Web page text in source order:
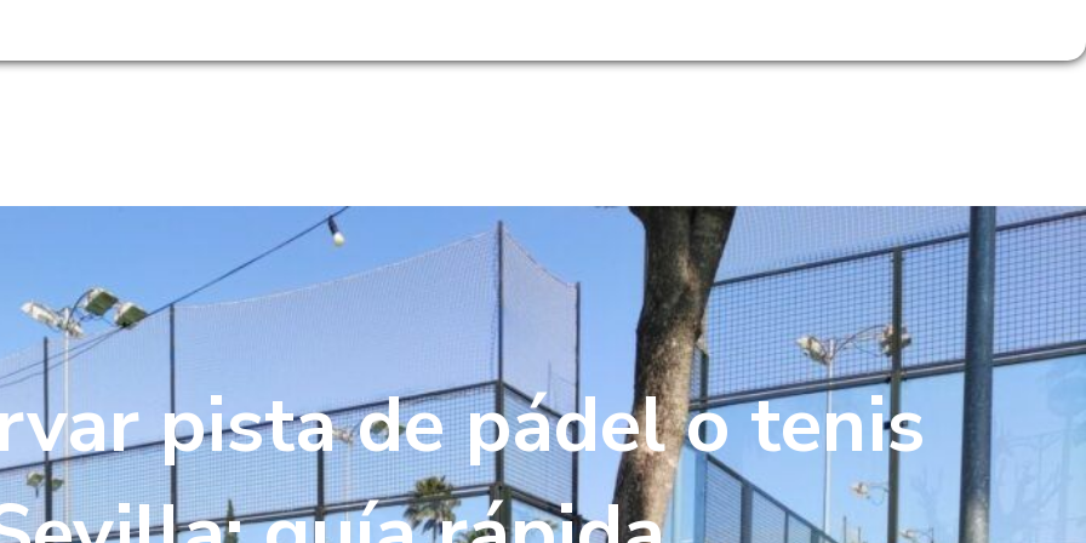
pista de pádel o tenis